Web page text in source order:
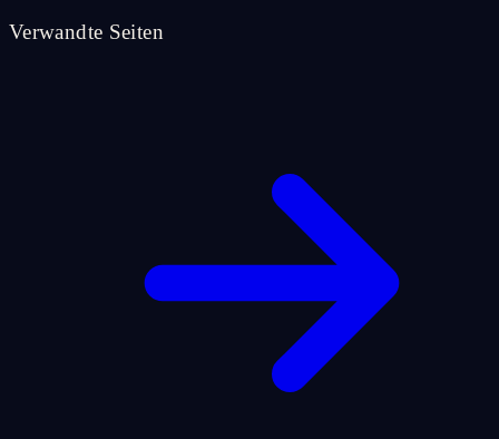
Verwandte Seiten